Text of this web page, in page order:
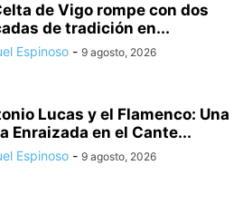
de Vigo rompe con dos
de tradición en...
Espinoso - 9 agosto, 2026
Lucas y el Flamenco: Una
Enraizada en el Cante...
Espinoso - 9 agosto, 2026